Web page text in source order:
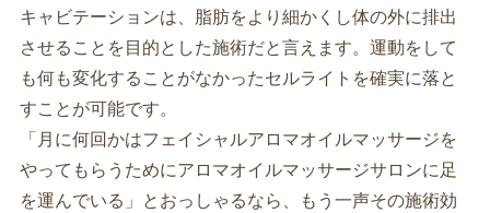
キャビテーションは、脂肪をより細かくし体の外に排出
させることを目的とした施術だと言えます。運動をして
も何も変化することがなかったセルライトを確実に落と
すことが可能です。
「月に何回かはフェイシャルアロマオイルマッサージを
やってもらうためにアロマオイルマッサージサロンに足
を運んでいる」とおっしゃるなら、もう一声その施術効